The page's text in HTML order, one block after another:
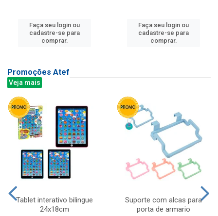
Faça seu login ou
cadastre-se para
comprar.
Faça seu login ou
cadastre-se para
comprar.
Promoções Atef
Veja mais
Tablet interativo bilingue
24x18cm
Suporte com alcas para
porta de armario